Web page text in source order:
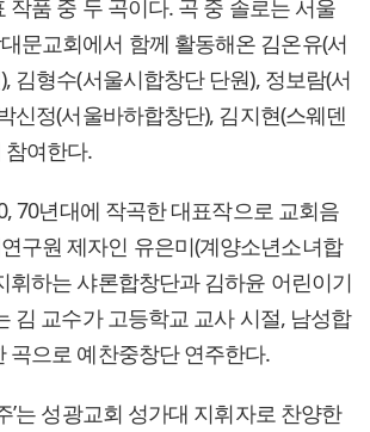
작품 중 두 곡이다. 곡 중 솔로는 서울
문교회에서 함께 활동해온 김온유(서
김형수(서울시합창단 단원), 정보람(서
신정(서울바하합창단), 김지현(스웨덴
여한다.
70년대에 작곡한 대표작으로 교회음
구원 제자인 유은미(계양소년소녀합
휘하는 샤론합창단과 김하윤 어린이기
김 교수가 고등학교 교사 시절, 남성합
곡으로 예찬중창단 연주한다.
’는 성광교회 성가대 지휘자로 찬양한